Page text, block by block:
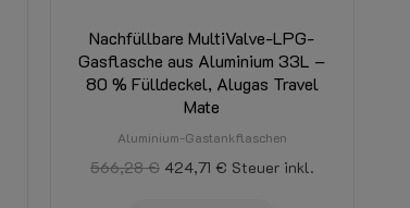
Nachfüllbare MultiValve-LPG-
Gasflasche aus Aluminium 33L –
80 % Fülldeckel, Alugas Travel
Mate
Aluminium-Gastankflaschen
566,28 € 424,71 € Steuer inkl.